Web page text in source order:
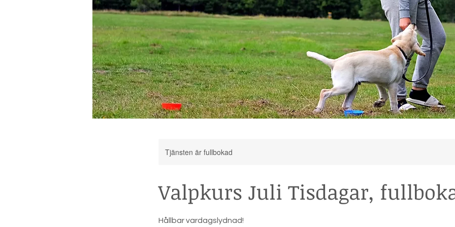
Tjänsten är fullbokad
Valpkurs Juli Tisdagar,
Hållbar vardagslydnad!